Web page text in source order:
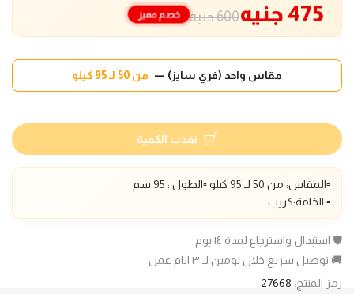
600 جنيه 475 جنيه خصم مميز
مقاس واحد (فري سايز) — من 50 لـ 95 كيلو
نفدت الكمية
▫️المقاس: من 50 لـ 95 كيلو ▫️الطول : 95 سم
▫️ الخامة:كريب
🛡️ استبدال واسترجاع لمدة ١٤ يوم
🚚 توصيل سريع خلال يومين لـ ٣ ايام عمل
رمز المنتج: 27668